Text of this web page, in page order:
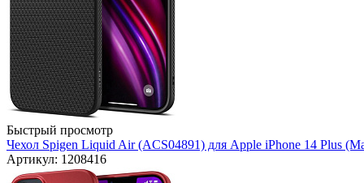
Быстрый просмотр
Чехол Spigen Liquid Air (ACS04891) для Apple iPhone 14 Plus
Артикул: 1208416